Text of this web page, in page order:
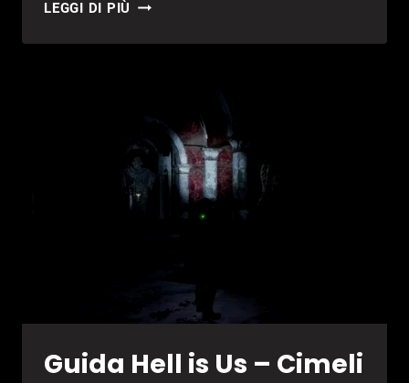
LEGGI DI PIÙ GUIDA
IS
TUTTE
MISSIONI
SECONDARIE
DI
Guida Hell is Us – Cimeli